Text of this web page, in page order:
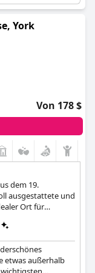
York
Von 178 $
dem 19.
ausgestattete und
Ort für
und Paketen.
etwas außerhalb